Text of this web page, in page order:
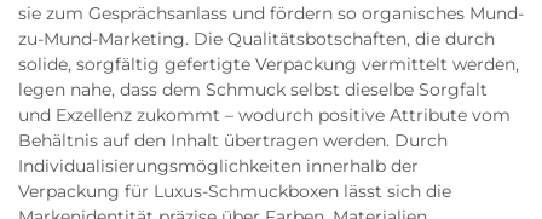
sie zum Gesprächsanlass und fördern so organisches Mund-
zu-Mund-Marketing. Die Qualitätsbotschaften, die durch
solide, sorgfältig gefertigte Verpackung vermittelt werden,
legen nahe, dass dem Schmuck selbst dieselbe Sorgfalt
und Exzellenz zukommt – wodurch positive Attribute vom
Behältnis auf den Inhalt übertragen werden. Durch
Individualisierungsmöglichkeiten innerhalb der
Verpackung für Luxus-Schmuckboxen lässt sich die